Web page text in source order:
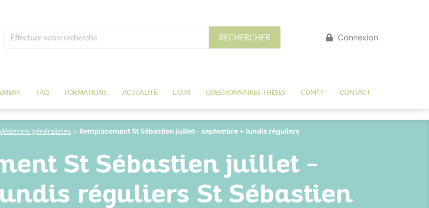
RECHERCHER Connexion
FAQ FORMATIONS ACTUALITÉ L.O.M QUESTIONNAIRES THÈSES CDM44 CONTACT
généralistes > Remplacement St Sébastien juillet - septembre + lundis réguliers
St Sébastien juillet -
réguliers St Sébastien